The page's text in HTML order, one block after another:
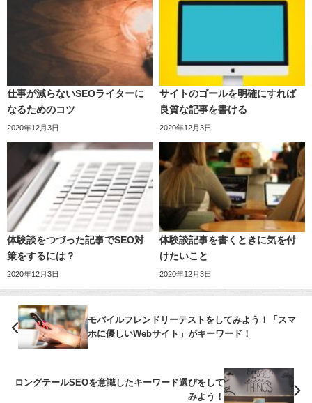
仕事が減らないSEOライターに
なるためのコツ
2020年12月3日
サイトのゴールを明確にすれば
良質な記事を書ける
2020年12月3日
体験談をつづった記事でSEO対
策をするには？
2020年12月3日
体験談記事を書くときに気を付
けたいこと
2020年12月3日
モバイルフレンドリーテストをしてみよう！「スマ
ホに優しいWebサイト」がキーワード！
ロングテールSEOを意識したキーワード選びをして
みよう！